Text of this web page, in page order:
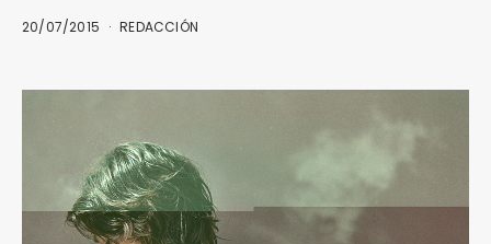
20/07/2015 REDACCIÓN